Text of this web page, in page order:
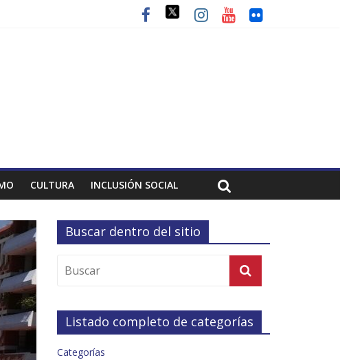
CULTURA INCLUSIÓN SOCIAL
Buscar dentro del sitio
Listado completo de categorías
Categorías